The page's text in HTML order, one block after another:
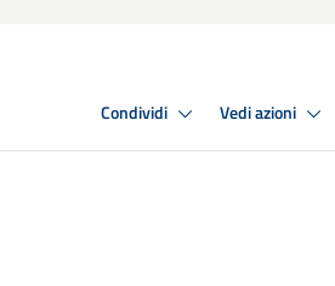
Condividi Vedi azioni